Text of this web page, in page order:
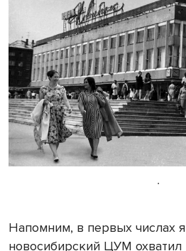
.
Напомним, в первых числах
новосибирский ЦУМ